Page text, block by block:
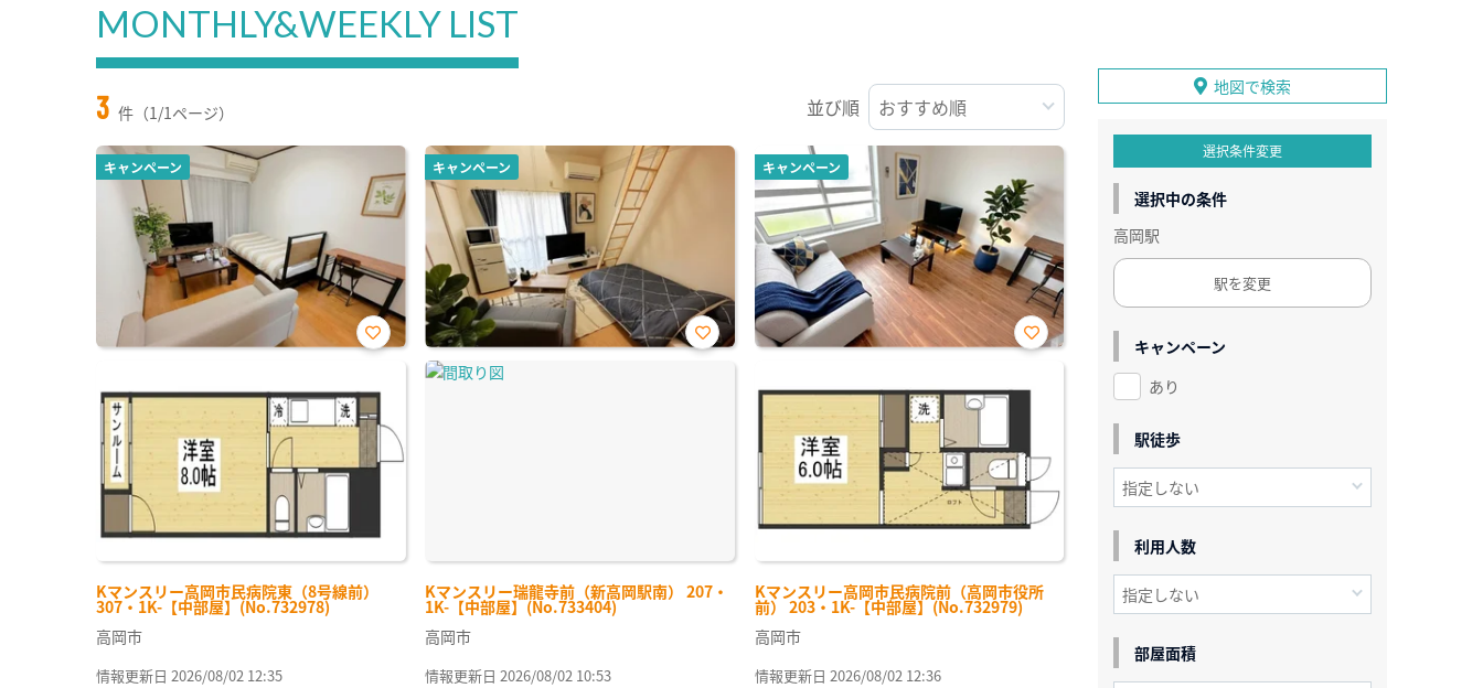
MONTHLY&WEEKLY LIST
3 件（1/1ページ） 並び順
キャンペーン
Kマンスリー高岡市民病院東（8号線前）
307・1K-【中部屋】(No.732978)
お気
り登
録
高岡市
情報更新日 2026/08/02 12:35
キャンペーン
Kマンスリー瑞龍寺前（新高岡駅南） 207・
1K-【中部屋】(No.733404)
お気
高岡市
情報更新日 2026/08/02 10:53
キャンペーン
Kマンスリー高岡市民病院前（高岡市役所
前） 203・1K-【中部屋】(No.732979)
お気
り登
高岡市
情報更新日 2026/08/02 12:36
地図で検索
選択条件変更
選択中の条件
高岡駅
駅を変更
キャンペーン
あり
駅徒歩
利用人数
部屋面積